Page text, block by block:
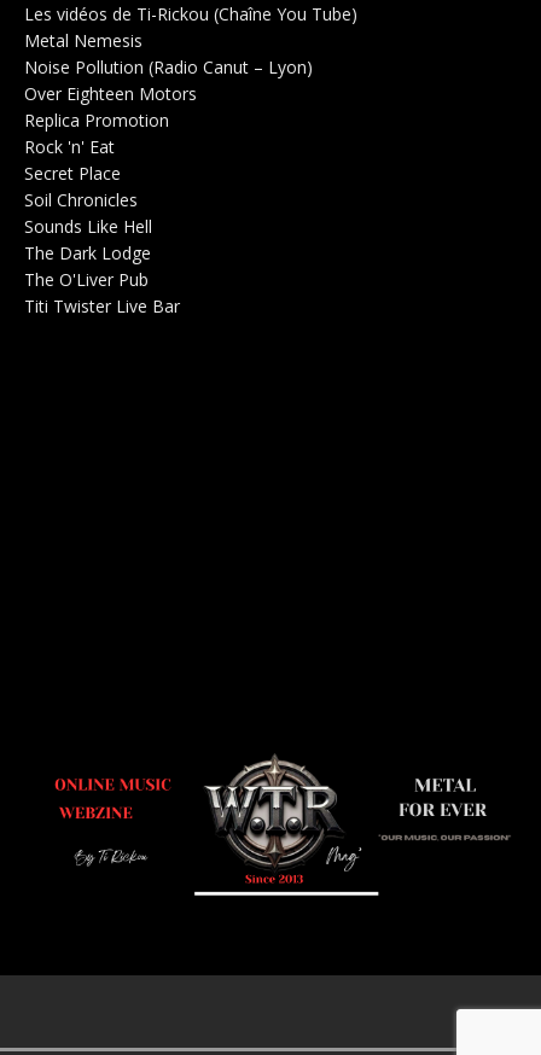
Les vidéos de Ti-Rickou (Chaîne You Tube)
Metal Nemesis
Noise Pollution (Radio Canut – Lyon)
Over Eighteen Motors
Replica Promotion
Rock 'n' Eat
Secret Place
Soil Chronicles
Sounds Like Hell
The Dark Lodge
The O'Liver Pub
Titi Twister Live Bar